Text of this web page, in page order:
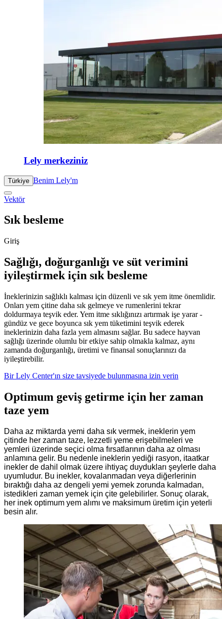
Lely merkeziniz
Türkiye Benim Lely'm
Vektör
Sık besleme
Giriş
Sağlığı, doğurganlığı ve süt verimini
iyileştirmek için sık besleme
İneklerinizin sağlıklı kalması için düzenli ve sık yem itme önemlidir.
Onları yem çitine daha sık gelmeye ve rumenlerini tekrar
doldurmaya teşvik eder. Yem itme sıklığınızı artırmak işe yarar -
gündüz ve gece boyunca sık yem tüketimini teşvik ederek
ineklerinizin daha fazla yem almasını sağlar. Bu sadece hayvan
sağlığı üzerinde olumlu bir etkiye sahip olmakla kalmaz, aynı
zamanda doğurganlığı, üretimi ve finansal sonuçlarınızı da
iyileştirebilir.
Bir Lely Center'ın size tavsiyede bulunmasına izin verin
Optimum geviş getirme için her zaman
taze yem
Daha az miktarda yemi daha sık vermek, ineklerin yem
çitinde her zaman taze, lezzetli yeme erişebilmeleri ve
yemleri üzerinde seçici olma fırsatlarının daha az olması
anlamına gelir. Bu nedenle ineklerin yediği rasyon, itaatkar
inekler de dahil olmak üzere ihtiyaç duydukları şeylerle daha
uyumludur. Bu inekler, kovalanmadan veya diğerlerinin
bıraktığı daha az dengeli yemi yemek zorunda kalmadan,
istedikleri zaman yemek için çite gelebilirler. Sonuç olarak,
her inek optimum yem alımı ve maksimum üretim için yeterli
besin alır.